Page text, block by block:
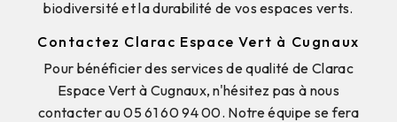
biodiversité et la durabilité de vos espaces verts.
Contactez Clarac Espace Vert à Cugnaux
Pour bénéficier des services de qualité de Clarac
Espace Vert à Cugnaux, n'hésitez pas à nous
contacter au 05 61 60 94 00. Notre équipe se fera